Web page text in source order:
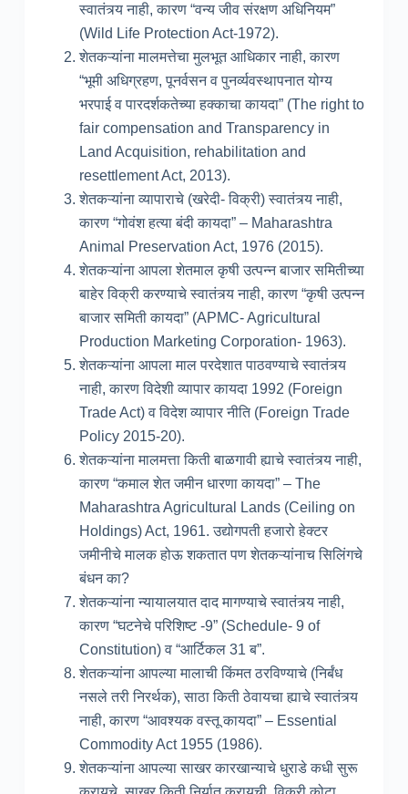
स्वातंत्र्य नाही, कारण “वन्य जीव संरक्षण अधिनियम”
(Wild Life Protection Act-1972).
शेतकऱ्यांना मालमत्तेचा मुलभूत आधिकार नाही, कारण
“भूमी अधिग्रहण, पूनर्वसन व पुनर्व्यवस्थापनात योग्य
भरपाई व पारदर्शकतेच्या हक्काचा कायदा” (The right to
fair compensation and Transparency in
Land Acquisition, rehabilitation and
resettlement Act, 2013).
शेतकऱ्यांना व्यापाराचे (खरेदी- विक्री) स्वातंत्र्य नाही,
कारण “गोवंश हत्या बंदी कायदा” – Maharashtra
Animal Preservation Act, 1976 (2015).
शेतकऱ्यांना आपला शेतमाल कृषी उत्पन्न बाजार समितीच्या
बाहेर विक्री करण्याचे स्वातंत्र्य नाही, कारण “कृषी उत्पन्न
बाजार समिती कायदा” (APMC- Agricultural
Production Marketing Corporation- 1963).
शेतकऱ्यांना आपला माल परदेशात पाठवण्याचे स्वातंत्र्य
नाही, कारण विदेशी व्यापार कायदा 1992 (Foreign
Trade Act) व विदेश व्यापार नीति (Foreign Trade
Policy 2015-20).
शेतकऱ्यांना मालमत्ता किती बाळगावी ह्याचे स्वातंत्र्य नाही,
कारण “कमाल शेत जमीन धारणा कायदा” – The
Maharashtra Agricultural Lands (Ceiling on
Holdings) Act, 1961. उद्योगपती हजारो हेक्टर
जमीनीचे मालक होऊ शकतात पण शेतकऱ्यांनाच सिलिंगचे
बंधन का?
शेतकऱ्यांना न्यायालयात दाद मागण्याचे स्वातंत्र्य नाही,
कारण “घटनेचे परिशिष्ट -9” (Schedule- 9 of
Constitution) व “आर्टिकल 31 ब”.
शेतकऱ्यांना आपल्या मालाची किंमत ठरविण्याचे (निर्बंध
नसले तरी निरर्थक), साठा किती ठेवायचा ह्याचे स्वातंत्र्य
नाही, कारण “आवश्यक वस्तू कायदा” – Essential
Commodity Act 1955 (1986).
शेतकऱ्यांना आपल्या साखर कारखान्याचे धुराडे कधी सुरू